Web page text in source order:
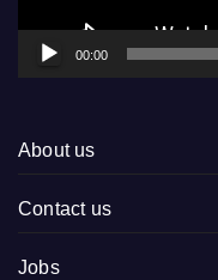
00:00
About us
Contact us
Jobs